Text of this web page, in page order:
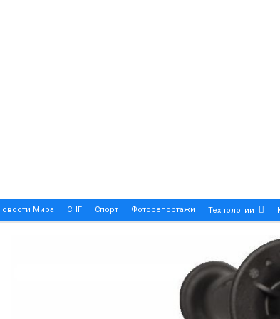
Мира СНГ Спорт Фоторепортажи Технологии